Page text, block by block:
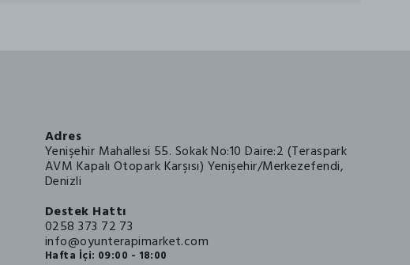
Adres
Yenişehir Mahallesi 55. Sokak No:10 Daire:2 (Teraspark
AVM Kapalı Otopark Karşısı) Yenişehir/Merkezefendi,
Denizli
Destek Hattı
0258 373 72 73
info@oyunterapimarket.com
Hafta İçi: 09:00 - 18:00